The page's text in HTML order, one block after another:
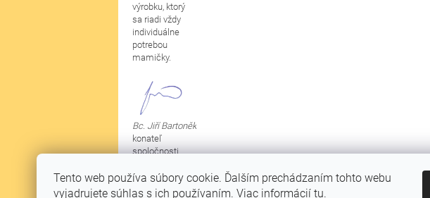
Tento web používa súbory cookie. Ďalším prechádzaním tohto webu
vyjadrujete súhlas s ich používaním. Viac informácií tu.
výrobku, ktorý
sa riadi vždy
individuálne
potrebou
mamičky.
Bc. Jiří Bartoněk
konateľ
spoločnosti